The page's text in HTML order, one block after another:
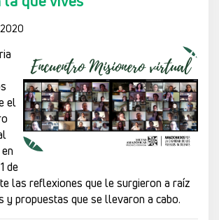
el
de
las reflexiones que le surgieron a raíz
y propuestas que se llevaron a cabo.